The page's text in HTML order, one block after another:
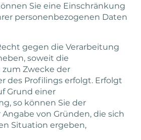
Sie eine Einschränkung
personenbezogenen Daten
gegen die Verarbeitung
soweit die
Zwecke der
des Profilings erfolgt. Erfolgt
Grund einer
so können Sie der
von Gründen, die sich
Situation ergeben,